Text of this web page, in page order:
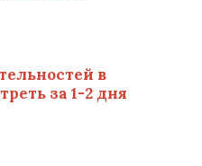
в
за 1-2 дня